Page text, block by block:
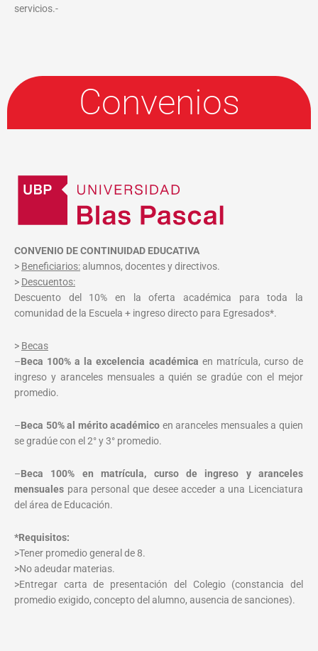
servicios.-
Convenios
CONVENIO DE CONTINUIDAD EDUCATIVA
> Beneficiarios:alumnos, docentes y directivos.
> Descuentos:
Descuento del 10% en la oferta académica para toda la
comunidad de la Escuela + ingreso directo para Egresados*.
> Becas
–Beca 100% a la excelencia académica en matrícula, curso de
ingreso y aranceles mensuales a quién se gradúe con el mejor
promedio.
–Beca 50% al mérito académico en aranceles mensuales a quien
se gradúe con el 2° y 3° promedio.
–Beca 100% en matrícula, curso de ingreso y aranceles
mensuales para personal que desee acceder a una Licenciatura
del área de Educación.
*Requisitos:
>Tener promedio general de 8.
>No adeudar materias.
>Entregar carta de presentación del Colegio (constancia del
promedio exigido, concepto del alumno, ausencia de sanciones).